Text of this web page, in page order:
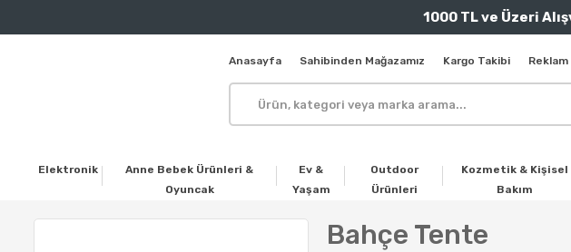
1000 TL ve Üzeri
Anasayfa Sahibinden Mağazamız Kargo Takibi Reklam
Elektronik
Anne Bebek Ürünleri &
Oyuncak
Ev &
Yaşam
Outdoor
Ürünleri
Kozmetik & Kişisel
Bakım
Bahçe Tente